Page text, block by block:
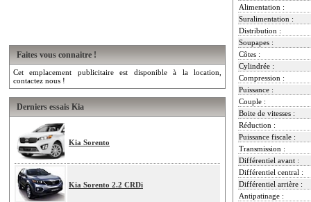
Faites vous connaitre !
Cet emplacement publicitaire est disponible à la location,
contactez nous !
Derniers essais Kia
Kia Sorento
Kia Sorento 2.2 CRDi
Alimentation :
Suralimentation :
Distribution :
Soupapes :
Côtes :
Cylindrée :
Compression :
Puissance :
Couple :
Boite de vitesses :
Réduction :
Puissance fiscale :
Transmission :
Différentiel avant :
Différentiel central :
Différentiel arrière :
Antipatinage :